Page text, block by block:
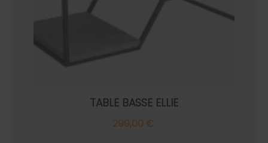
TABLE BASSE ELLIE
299,00 €